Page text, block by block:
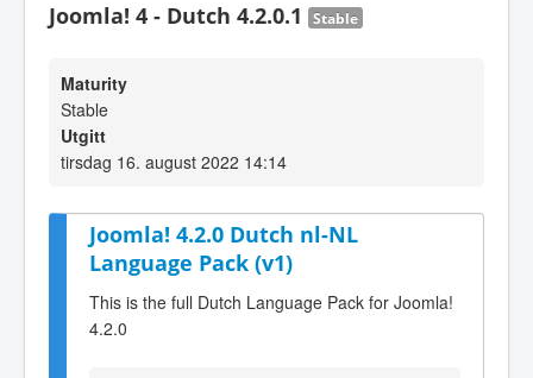
Joomla! 4 - Dutch 4.2.0.1 Stable
Maturity
Stable
Utgitt
tirsdag 16. august 2022 14:14
Joomla! 4.2.0 Dutch nl-NL
Language Pack (v1)
This is the full Dutch Language Pack for Joomla!
4.2.0